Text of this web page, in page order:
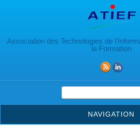
Association des Technologies de
la Formation
Formulaire de
NAVIGATION